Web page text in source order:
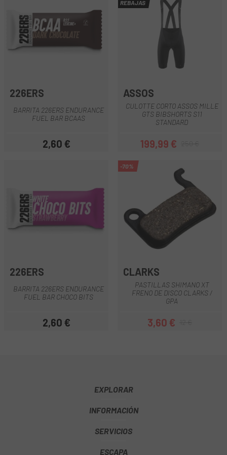
226ERS
BARRITA 226ERS ENDURANCE
FUEL BAR BCAAS
Precio
2,60 €
REBAJAS
ASSOS
CULOTTE CORTO ASSOS MILLE
GTS BIBSHORTS S11
STANDARD
Precio
199,99 €Precio regular
226ERS
BARRITA 226ERS ENDURANCE
FUEL BAR CHOCO BITS
Precio
2,60 €
-70%
CLARKS
PASTILLAS SHIMANO XT
FRENO DE DISCO CLARKS /
GPA
Precio
3,60 €Precio regular
EXPLORAR
INFORMACIÓN
SERVICIOS
ESCAPA